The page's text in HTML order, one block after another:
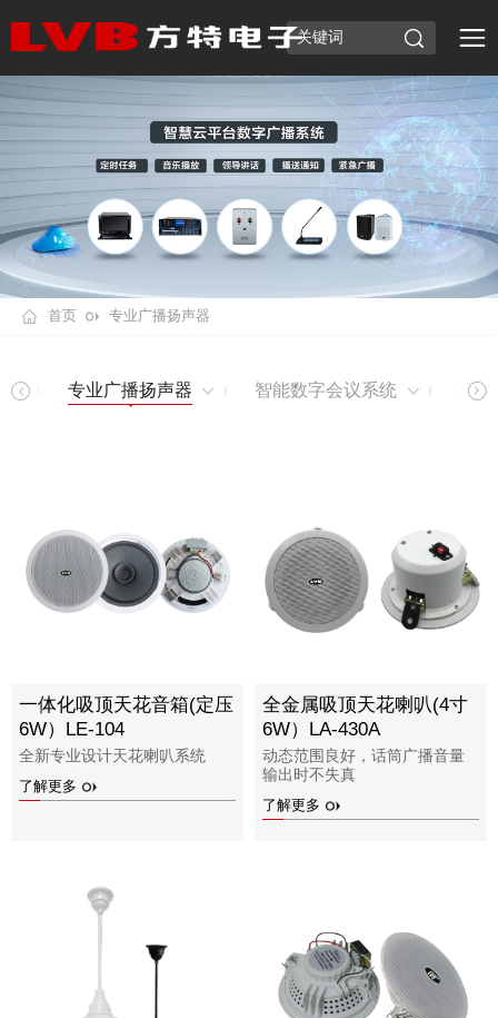
首页 专业广播扬声器
专业广播扬声器 智能数字会议系统 视
一体化吸顶天花音箱(定压
6W）LE-104
全新专业设计天花喇叭系统
了解更多
全金属吸顶天花喇叭(4寸
6W）LA-430A
动态范围良好，话筒广播音量
输出时不失真
了解更多